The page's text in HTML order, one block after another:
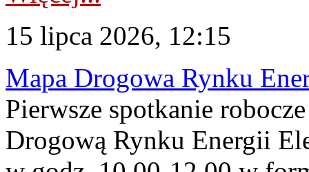
15 lipca 2026, 12:15
Mapa Drogowa Rynku
Pierwsze spotkanie
Drogową Rynku Energii